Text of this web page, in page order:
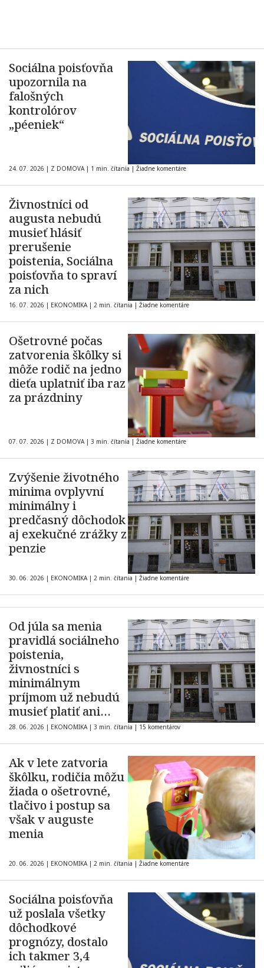
Sociálna poisťovňa
upozornila na
falošných
kontrolórov
„péeniek“
24. 07. 2026 | Z DOMOVA | 1 min. čítania | Žiadne komentáre
Živnostníci od
augusta nebudú
musieť hlásiť
prerušenie
poistenia, Sociálna
poisťovňa to spraví
za nich
16. 07. 2026 | EKONOMIKA | 2 min. čítania | Žiadne komentáre
Ošetrovné počas
zatvorenia škôlky si
môže rodič na jedno
dieťa uplatniť iba raz
za prázdniny
07. 07. 2026 | Z DOMOVA | 3 min. čítania | Žiadne komentáre
Zvýšenie životného
minima ovplyvní
minimálny i
predčasný dôchodok
aj exekučné zrážky z
penzie
30. 06. 2026 | EKONOMIKA | 2 min. čítania | Žiadne komentáre
Od júla sa menia
pravidlá sociálneho
poistenia,
živnostníci s
minimálnym
príjmom už nebudú
musieť platiť ani
mikroodvod
28. 06. 2026 | EKONOMIKA | 3 min. čítania | 15 komentárov
Ak v lete zatvoria
škôlku, rodičia môžu
žiada o ošetrovné,
tlačivo i postup sa
však v auguste
menia
20. 06. 2026 | EKONOMIKA | 2 min. čítania | Žiadne komentáre
Sociálna poisťovňa
už poslala všetky
dôchodkové
prognózy, dostalo
ich takmer 3,4